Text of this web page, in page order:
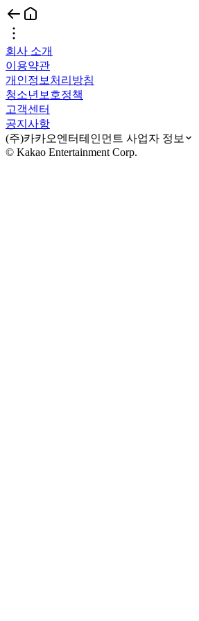
회사 소개
이용약관
개인정보처리방침
청소년보호정책
고객센터
공지사항
(주)카카오엔터테인먼트 사업자 정보
© Kakao Entertainment Corp.